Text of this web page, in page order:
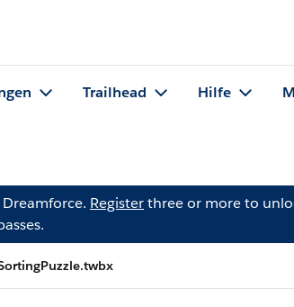
Trailhead Hilfe
Registerthree or more to